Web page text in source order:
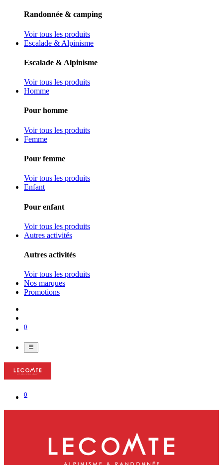
Randonnée & camping
Voir tous les produits
Escalade & Alpinisme
Escalade & Alpinisme
Voir tous les produits
Homme
Pour homme
Voir tous les produits
Femme
Pour femme
Voir tous les produits
Enfant
Pour enfant
Voir tous les produits
Autres activités
Autres activités
Voir tous les produits
Nos marques
Promotions
0
0